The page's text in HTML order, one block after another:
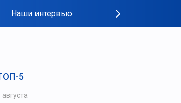
Наши интервью
5
августа